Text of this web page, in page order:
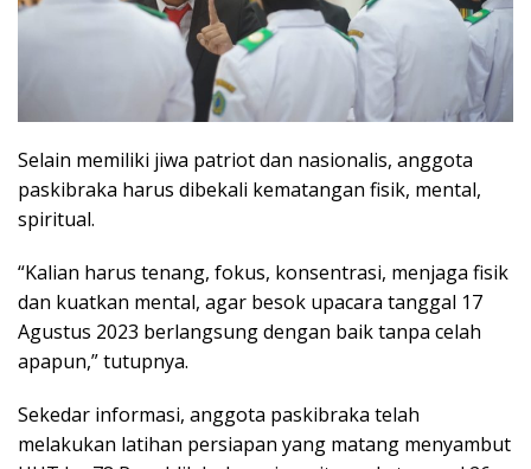
Selain memiliki jiwa patriot dan nasionalis, anggota
paskibraka harus dibekali kematangan fisik, mental,
spiritual.
“Kalian harus tenang, fokus, konsentrasi, menjaga fisik
dan kuatkan mental, agar besok upacara tanggal 17
Agustus 2023 berlangsung dengan baik tanpa celah
apapun,” tutupnya.
Sekedar informasi, anggota paskibraka telah
melakukan latihan persiapan yang matang menyambut